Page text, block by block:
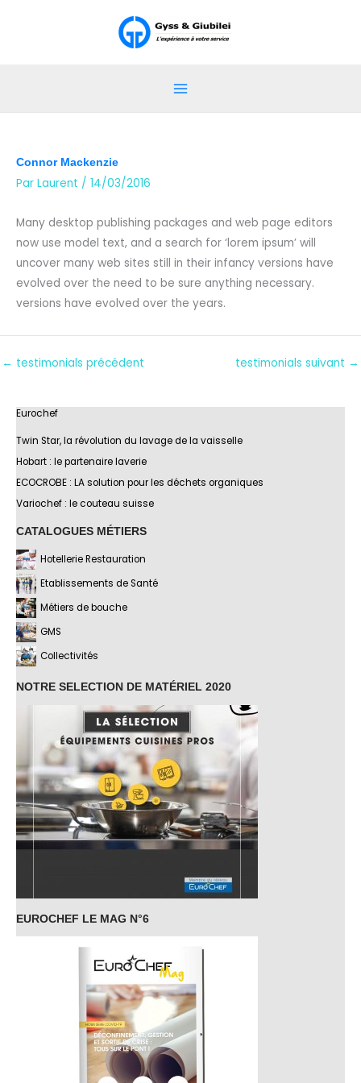
Eurochef
Twin Star, la révolution du lavage de la vaisselle
Hobart : le partenaire laverie
ECOCROBE : LA solution pour les déchets organiques
Variochef : le couteau suisse
CATALOGUES MÉTIERS
Hotellerie Restauration
Etablissements de Santé
Métiers de bouche
GMS
Collectivités
NOTRE SELECTION DE MATÉRIEL 2020
EUROCHEF LE MAG N°6
Connor Mackenzie
Par Laurent / 14/03/2016
Many desktop publishing packages and web page editors
now use model text, and a search for ‘lorem ipsum’ will
uncover many web sites still in their infancy versions have
evolved over the need to be sure anything necessary.
versions have evolved over the years.
← testimonials précédent testimonials suivant →